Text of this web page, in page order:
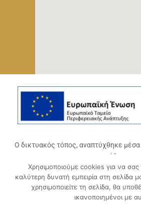
Ο δικτυακός τόπος, αναπτύχθηκε
πράξης
«Ψηφιακό Οικοσύστημα
Επιμελητηρίου Αχαΐας»
Επιχειρησιακό Πρόγραμμα «Δυτική
Συγχρηματοδοτείται από την
Χρησιμοποιούμε cookies για να
καλύτερη δυνατή εμπειρία στη σελίδα
χρησιμοποιείτε τη σελίδα, θα
ικανοποιημένοι με